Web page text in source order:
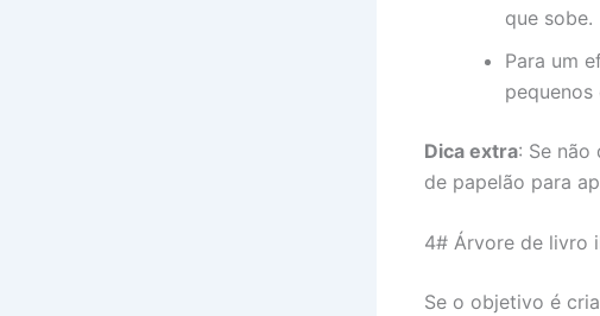
que sobe.
Para um
Dica extra: Se não
de papelão para
4# Árvore de livro
Se o objetivo é